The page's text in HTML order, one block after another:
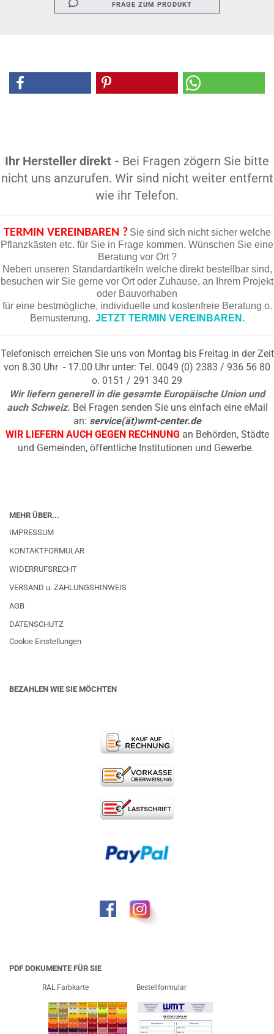
FRAGE ZUM PRODUKT
Ihr Hersteller direkt - Bei Fragen zögern Sie bitte
nicht uns anzurufen. Wir sind nicht weiter entfernt
wie ihr Telefon.
TERMIN VEREINBAREN ? Sie sind sich nicht sicher welche
Pflanzkästen etc. für Sie in Frage kommen. Wünschen Sie eine
Beratung vor Ort ?
Neben unseren Standardartikeln welche direkt bestellbar sind,
besuchen wir Sie gerne vor Ort oder Zuhause, an Ihrem Projekt
oder Bauvorhaben
für eine bestmögliche, individuelle und kostenfreie Beratung o.
Bemusterung. JETZT TERMIN VEREINBAREN.
Telefonisch erreichen Sie uns von Montag bis Freitag in der Zeit
von 8.30 Uhr - 17.00 Uhr unter: Tel. 0049 (0) 2383 / 936 56 80
o. 0151 / 291 340 29
Wir liefern generell in die gesamte Europäische Union und
auch Schweiz. Bei Fragen senden Sie uns einfach eine eMail
an: service(ät)wmt-center.de
WIR LIEFERN AUCH GEGEN RECHNUNG an Behörden, Städte
und Gemeinden, öffentliche Institutionen und Gewerbe.
MEHR ÜBER...
IMPRESSUM
KONTAKTFORMULAR
WIDERRUFSRECHT
VERSAND u. ZAHLUNGSHINWEIS
AGB
DATENSCHUTZ
Cookie Einstellungen
BEZAHLEN WIE SIE MÖCHTEN
PDF DOKUMENTE FÜR SIE
RAL Farbkarte Bestellformular